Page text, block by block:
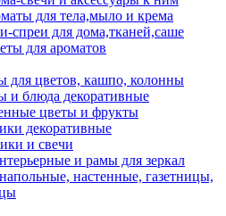
для тела,мыло и крема
спреи для дома,тканей,саше
для ароматов
для цветов, кашпо, колонны
и блюда декоративные
цветы и фрукты
декоративные
и свечи
и рамы для зеркал
настенные, газетницы,